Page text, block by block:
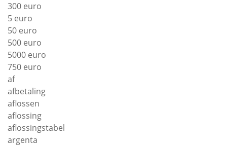
300 euro
5 euro
50 euro
500 euro
5000 euro
750 euro
af
afbetaling
aflossen
aflossing
aflossingstabel
argenta